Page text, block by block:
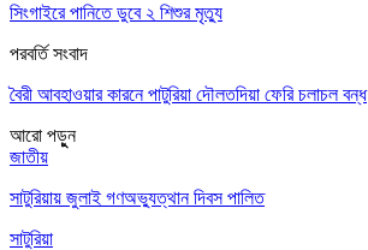
সিংগাইরে পানিতে ডুবে ২ শিশুর মৃত্যু
পরবর্তি সংবাদ
বৈরী আবহাওয়ার কারনে পাটুরিয়া দৌলতদিয়া ফেরি চলাচল বন্ধ
আরো পড়ুুন
জাতীয়
সাটুরিয়ায় জুলাই গণঅভ্যুত্থান দিবস পালিত
সাটুরিয়া